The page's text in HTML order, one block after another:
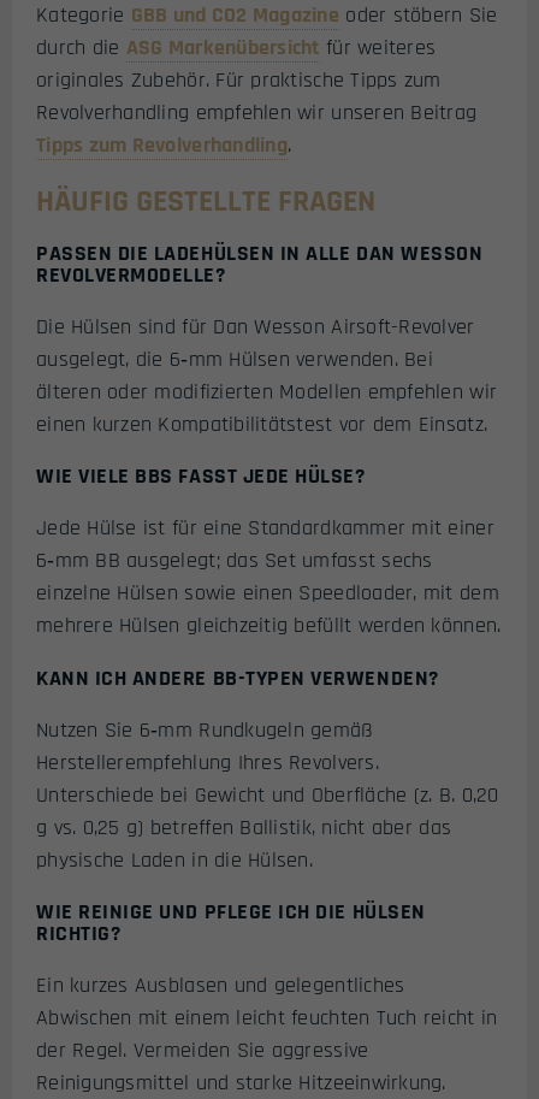
Kategorie GBB und CO2 Magazine oder stöbern Sie
durch die ASG Markenübersicht für weiteres
originales Zubehör. Für praktische Tipps zum
Revolverhandling empfehlen wir unseren Beitrag
Tipps zum Revolverhandling.
HÄUFIG GESTELLTE FRAGEN
PASSEN DIE LADEHÜLSEN IN ALLE DAN WESSON
REVOLVERMODELLE?
Die Hülsen sind für Dan Wesson Airsoft-Revolver
ausgelegt, die 6‑mm Hülsen verwenden. Bei
älteren oder modifizierten Modellen empfehlen wir
einen kurzen Kompatibilitätstest vor dem Einsatz.
WIE VIELE BBS FASST JEDE HÜLSE?
Jede Hülse ist für eine Standardkammer mit einer
6‑mm BB ausgelegt; das Set umfasst sechs
einzelne Hülsen sowie einen Speedloader, mit dem
mehrere Hülsen gleichzeitig befüllt werden können.
KANN ICH ANDERE BB-TYPEN VERWENDEN?
Nutzen Sie 6‑mm Rundkugeln gemäß
Herstellerempfehlung Ihres Revolvers.
Unterschiede bei Gewicht und Oberfläche (z. B. 0,20
g vs. 0,25 g) betreffen Ballistik, nicht aber das
physische Laden in die Hülsen.
WIE REINIGE UND PFLEGE ICH DIE HÜLSEN
RICHTIG?
Ein kurzes Ausblasen und gelegentliches
Abwischen mit einem leicht feuchten Tuch reicht in
der Regel. Vermeiden Sie aggressive
Reinigungsmittel und starke Hitzeeinwirkung.